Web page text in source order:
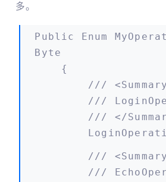
多。
Public Enum
Byte
{
///
///
/// </
///
///